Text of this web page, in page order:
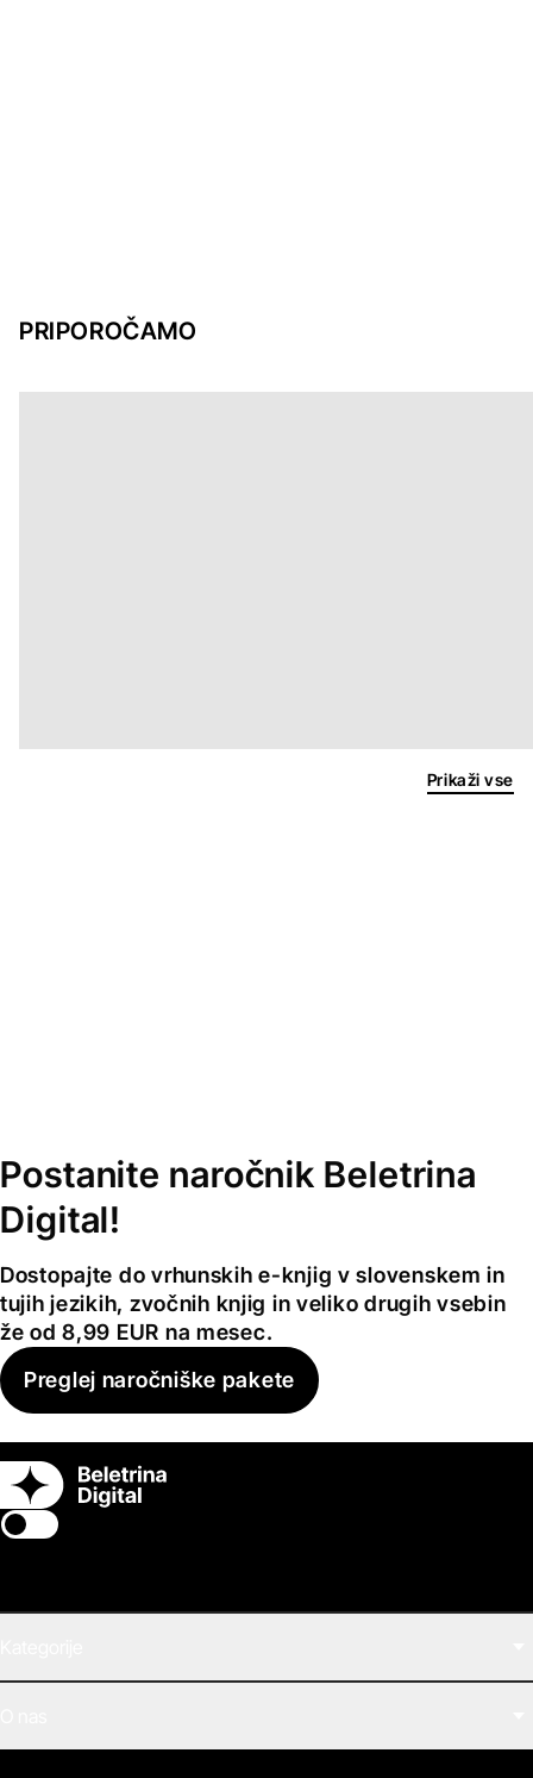
PRIPOROČAMO
Prikaži vse
Postanite naročnik Beletrina
Digital!
Dostopajte do vrhunskih e-knjig v slovenskem in
tujih jezikih, zvočnih knjig in veliko drugih vsebin
že od 8,99 EUR na mesec.
Preglej naročniške pakete
Switch theme
Zvočne knjige